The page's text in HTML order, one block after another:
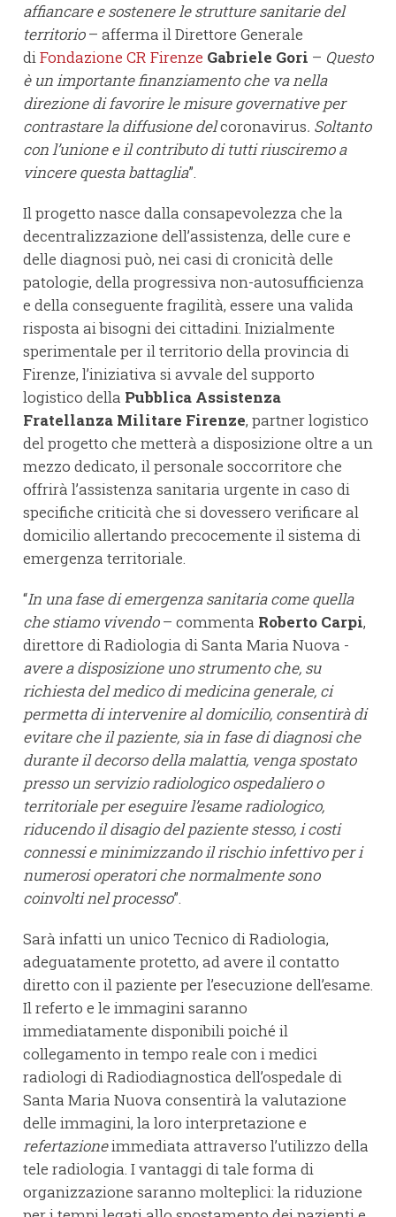
affiancare e sostenere le strutture sanitarie del
territorio– afferma il Direttore Generale
diFondazione CR Firenze Gabriele Gori – Questo
è un importante finanziamento che va nella
direzione di favorire le misure governative per
contrastare la diffusione delcoronavirus. Soltanto
con l’unione e il contributo di tutti riusciremo a
vincere questa battaglia”.
Il progetto nasce dalla consapevolezza che la
decentralizzazione dell’assistenza, delle cure e
delle diagnosi può, nei casi di cronicità delle
patologie, della progressiva non-autosufficienza
e della conseguente fragilità, essere una valida
risposta ai bisogni dei cittadini. Inizialmente
sperimentale per il territorio della provincia di
Firenze, l’iniziativa si avvale del supporto
logistico della Pubblica Assistenza
Fratellanza Militare Firenze, partner logistico
del progetto che metterà a disposizione oltre a un
mezzo dedicato, il personale soccorritore che
offrirà l’assistenza sanitaria urgente in caso di
specifiche criticità che si dovessero verificare al
domicilio allertando precocemente il sistema di
emergenza territoriale.
“In una fase di emergenza sanitaria come quella
che stiamo vivendo­– commenta Roberto Carpi,
direttore di Radiologia di Santa Maria Nuova -
avere a disposizione uno strumento che, su
richiesta del medico di medicina generale, ci
permetta di intervenire al domicilio, consentirà di
evitare che il paziente, sia in fase di diagnosi che
durante il decorso della malattia, venga spostato
presso un servizio radiologico ospedaliero o
territoriale per eseguire l’esame radiologico,
riducendo il disagio del paziente stesso, i costi
connessi e minimizzando il rischio infettivo per i
numerosi operatori che normalmente sono
coinvolti nel processo”.
Sarà infatti un unico Tecnico di Radiologia,
adeguatamente protetto, ad avere il contatto
diretto con il paziente per l’esecuzione dell’esame.
Il referto e le immagini saranno
immediatamente disponibili poiché il
collegamento in tempo reale con i medici
radiologi di Radiodiagnostica dell’ospedale di
Santa Maria Nuova consentirà la valutazione
delle immagini, la loro interpretazione e
refertazioneimmediata attraverso l’utilizzo della
tele radiologia. I vantaggi di tale forma di
organizzazione saranno molteplici: la riduzione